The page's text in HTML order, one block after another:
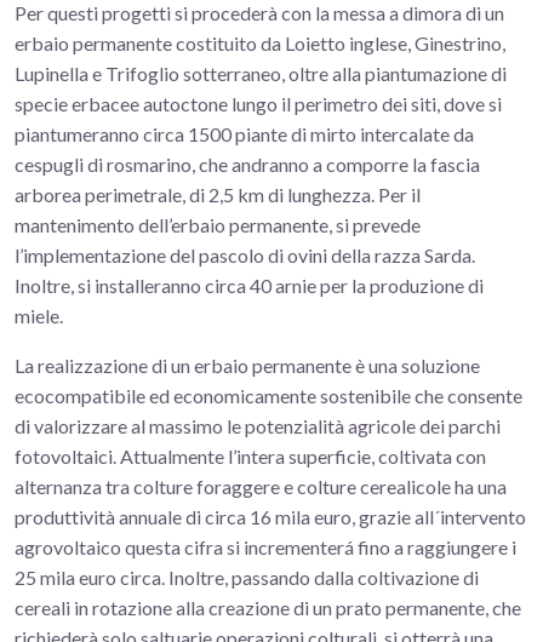
Per questi progetti si procederà con la messa a dimora di un
erbaio permanente costituito da Loietto inglese, Ginestrino,
Lupinella e Trifoglio sotterraneo, oltre alla piantumazione di
specie erbacee autoctone lungo il perimetro dei siti, dove si
piantumeranno circa 1500 piante di mirto intercalate da
cespugli di rosmarino, che andranno a comporre la fascia
arborea perimetrale, di 2,5 km di lunghezza. Per il
mantenimento dell’erbaio permanente, si prevede
l’implementazione del pascolo di ovini della razza Sarda.
Inoltre, si installeranno circa 40 arnie per la produzione di
miele.
La realizzazione di un erbaio permanente è una soluzione
ecocompatibile ed economicamente sostenibile che consente
di valorizzare al massimo le potenzialità agricole dei parchi
fotovoltaici. Attualmente l’intera superficie, coltivata con
alternanza tra colture foraggere e colture cerealicole ha una
produttività annuale di circa 16 mila euro, grazie all´intervento
agrovoltaico questa cifra si incrementerá fino a raggiungere i
25 mila euro circa. Inoltre, passando dalla coltivazione di
cereali in rotazione alla creazione di un prato permanente, che